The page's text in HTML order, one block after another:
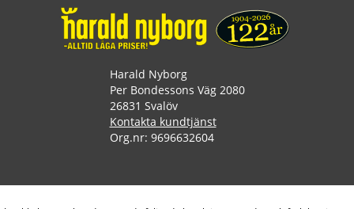
Harald Nyborg
Per Bondessons Väg 2080
26831 Svalöv
Kontakta kundtjänst
Org.nr: 9696632604